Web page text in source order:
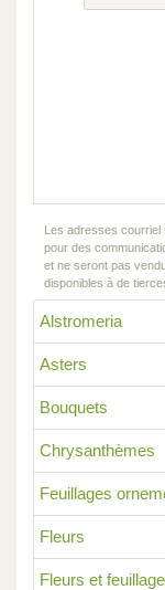
Alstromeria
Asters
Bouquets
Chrysanthèmes
Feuillages
Fleurs
Fleurs et
Les adresses courriel
pour des
et ne seront pas
disponibles à de